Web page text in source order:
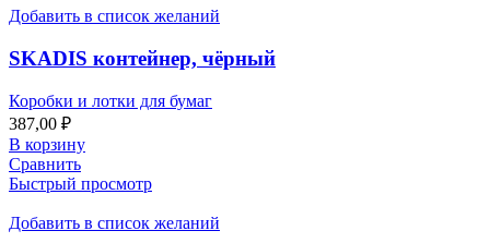
Добавить в список желаний
SKADIS контейнер, чёрный
Коробки и лотки для бумаг
387,00 ₽
В корзину
Сравнить
Быстрый просмотр
Добавить в список желаний